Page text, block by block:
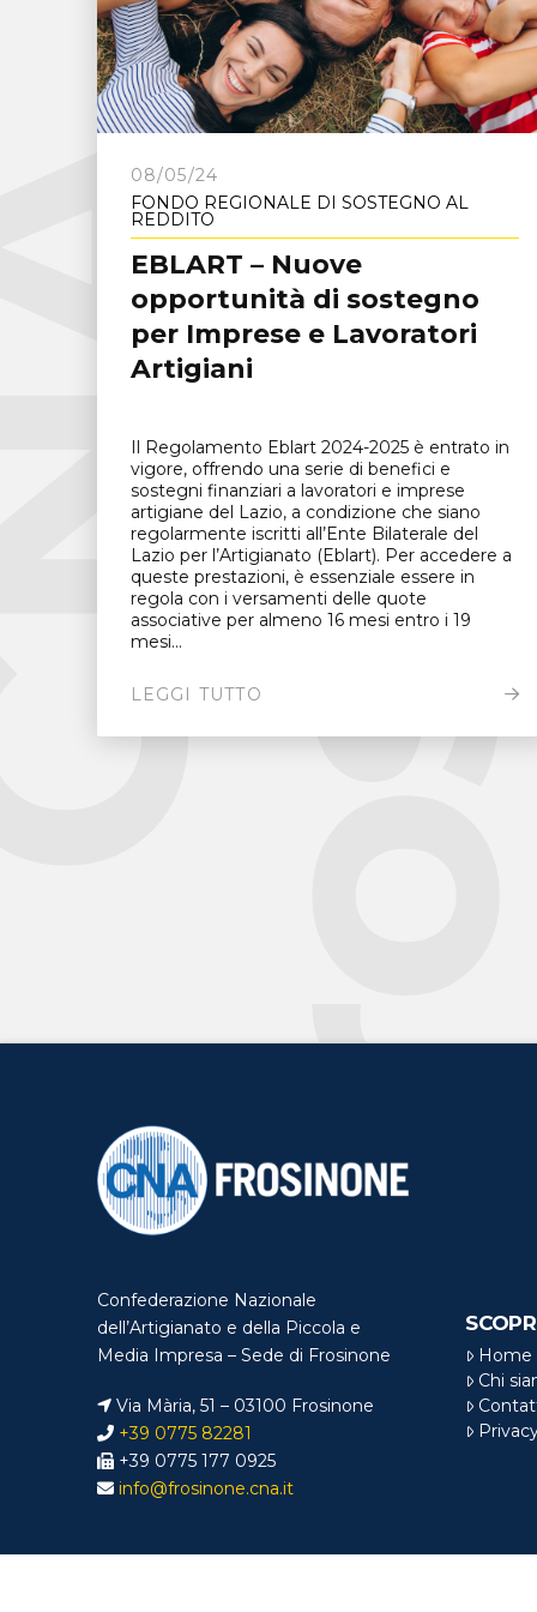
08/05/24
FONDO REGIONALE DI SOSTEGNO AL
REDDITO
EBLART – Nuove
opportunità di sostegno
per Imprese e Lavoratori
Artigiani
Il Regolamento Eblart 2024-2025 è entrato in
vigore, offrendo una serie di benefici e
sostegni finanziari a lavoratori e imprese
artigiane del Lazio, a condizione che siano
regolarmente iscritti all’Ente Bilaterale del
Lazio per l’Artigianato (Eblart). Per accedere a
queste prestazioni, è essenziale essere in
regola con i versamenti delle quote
associative per almeno 16 mesi entro i 19
mesi...
LEGGI TUTTO
Confederazione Nazionale
dell’Artigianato e della Piccola e
Media Impresa – Sede di Frosinone
Via Mària, 51 – 03100 Frosinone
+39 0775 82281
+39 0775 177 0925
info@frosinone.cna.it
Home
Chi